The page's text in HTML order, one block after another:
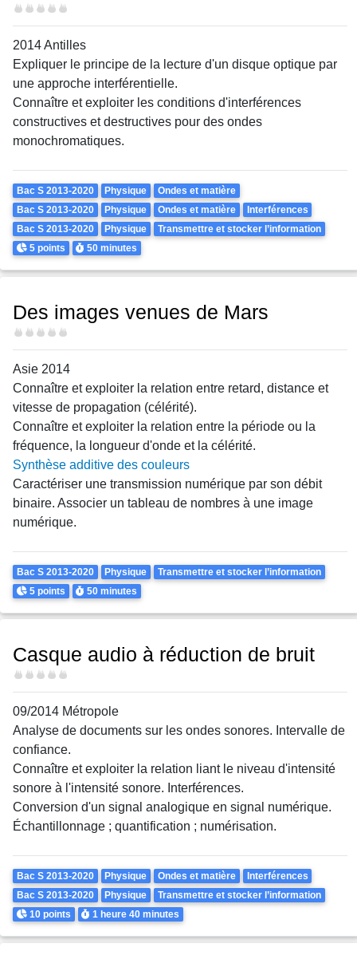
Difficulté
2014 Antilles
Expliquer le principe de la lecture d'un disque optique par
une approche interférentielle.
Connaître et exploiter les conditions d'interférences
constructives et destructives pour des ondes
monochromatiques.
Theme
Bac S 2013-2020 Physique
Ondes et matière
Bac S 2013-2020
Physique Ondes et matière
Interférences
Bac S 2013-2020
Physique Transmettre et stocker l’information
Points
5 points Durée
50 minutes
Des images venues de Mars
Difficulté
Asie 2014
Connaître et exploiter la relation entre retard, distance et
vitesse de propagation (célérité).
Connaître et exploiter la relation entre la période ou la
fréquence, la longueur d'onde et la célérité.
Synthèse additive des couleurs
Caractériser une transmission numérique par son débit
binaire. Associer un tableau de nombres à une image
numérique.
Theme
Bac S 2013-2020 Physique Transmettre et stocker l’information
Points
5 points Durée
50 minutes
Casque audio à réduction de bruit
Difficulté
09/2014 Métropole
Analyse de documents sur les ondes sonores. Intervalle de
confiance.
Connaître et exploiter la relation liant le niveau d'intensité
sonore à l'intensité sonore. Interférences.
Conversion d'un signal analogique en signal numérique.
Échantillonnage ; quantification ; numérisation.
Theme
Bac S 2013-2020 Physique Ondes et matière
Interférences
Bac S 2013-2020
Physique Transmettre et stocker l’information
Points
10 points Durée
1 heure40 minutes